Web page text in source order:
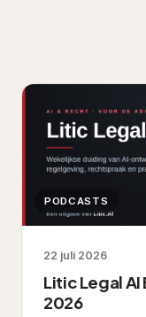
PODCASTS
22 juli 2026
Litic Legal
2026